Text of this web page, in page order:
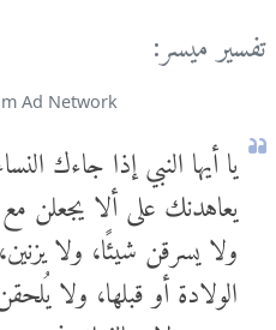
تفسير ميسر:
Ad Network
يا أيها النبي إذا جاءك
يعاهدنك على ألا يجعلن
ولا يسرقن شيئًا، ولا
الولادة أو قبلها، ولا